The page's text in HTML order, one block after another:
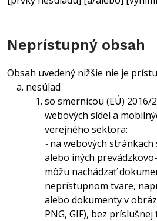
Neprístupný obsah
Obsah uvedený nižšie nie je
nesúlad
so smernicou (EÚ)
webových sídel a
verejného sektora:
-na webových stránkach
alebo iných
môžu nachádzať
neprístupnom tvare,
alebo dokumenty v
PNG, GIF), bez